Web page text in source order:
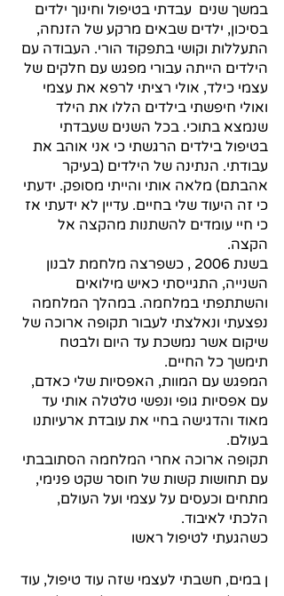
במשך שנים  עבדתי בטיפול וחינוך ילדים
בסיכון, ילדים שבאים מרקע של הזנחה,
התעללות וקושי בתפקוד הורי. העבודה עם
הילדים הייתה עבורי מפגש עם חלקים של
עצמי כילד, אולי רציתי לרפא את עצמי
ואולי חיפשתי בילדים הללו את הילד
שנמצא בתוכי. בכל השנים שעבדתי
בטיפול בילדים הרגשתי כי אני אוהב את
עבודתי. הנתינה של הילדים (בעיקר
אהבתם) מלאה אותי והייתי מסופק. ידעתי
כי זה היעוד שלי בחיים. עדיין לא ידעתי אז
כי חיי עומדים להשתנות מהקצה אל
הקצה.
בשנת 2006 , כשפרצה מלחמת לבנון
השנייה, התגייסתי כאיש מילואים
והשתתפתי במלחמה. במהלך המלחמה
נפצעתי ונאלצתי לעבור תקופה ארוכה של
שיקום אשר נמשכת עד היום ולבטח
תימשך כל החיים.
המפגש עם המוות, האפסיות שלי כאדם,
עם אפסיות גופי ונפשי טלטלה אותי עד
מאוד והדגישה בחיי את עובדת ארעיותנו
בעולם.
תקופה ארוכה אחרי המלחמה הסתובבתי
עם תחושות קשות של חוסר שקט פנימי,
מתחים וכעסים על עצמי ועל העולם,
הלכתי לאיבוד.
כשהגעתי לטיפול ראשו
ן במים, חשבתי לעצמי שזה עוד טיפול, עוד